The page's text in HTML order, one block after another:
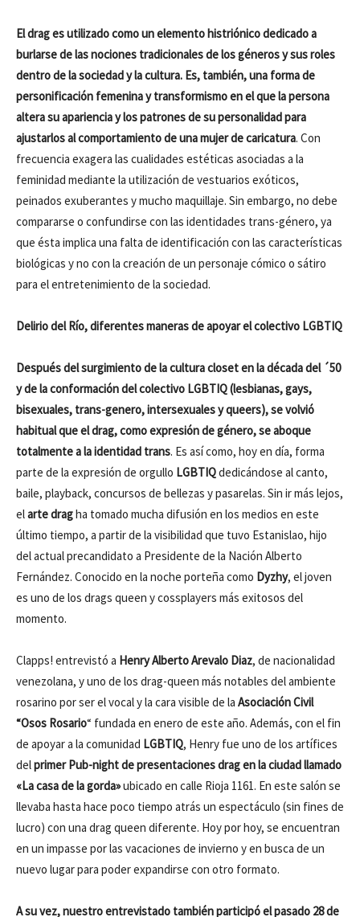
El drag es utilizado como un elemento histriónico dedicado a
burlarse de las nociones tradicionales de los géneros y sus roles
dentro de la sociedad y la cultura. Es, también, una forma de
personificación femenina y transformismo en el que la persona
altera su apariencia y los patrones de su personalidad para
ajustarlos al comportamiento de una mujer de caricatura. Con
frecuencia exagera las cualidades estéticas asociadas a la
feminidad mediante la utilización de vestuarios exóticos,
peinados exuberantes y mucho maquillaje. Sin embargo, no debe
compararse o confundirse con las identidades trans-género, ya
que ésta implica una falta de identificación con las características
biológicas y no con la creación de un personaje cómico o sátiro
para el entretenimiento de la sociedad.
Delirio del Río, diferentes maneras de apoyar el colectivo LGBTIQ
Después del surgimiento de la cultura closet en la década del ´50
y de la conformación del colectivo LGBTIQ (lesbianas, gays,
bisexuales, trans-genero, intersexuales y queers), se volvió
habitual que el drag, como expresión de género, se aboque
totalmente a la identidad trans. Es así como, hoy en día, forma
parte de la expresión de orgullo LGBTIQdedicándose al canto,
baile, playback, concursos de bellezas y pasarelas. Sin ir más lejos,
elarte dragha tomado mucha difusión en los medios en este
último tiempo, a partir de la visibilidad que tuvo Estanislao, hijo
del actual precandidato a Presidente de la Nación Alberto
Fernández. Conocido en la noche porteña como Dyzhy, el joven
es uno de los drags queen y cossplayers más exitosos del
momento.
Clapps! entrevistó a Henry Alberto Arevalo Diaz, de nacionalidad
venezolana, y uno de los drag-queen más notables del ambiente
rosarino por ser el vocal y la cara visible de la Asociación Civil
“Osos Rosario“ fundada en enero de este año. Además, con el fin
de apoyar a la comunidad LGBTIQ, Henry fue uno de los artífices
delprimer Pub-night de presentaciones drag en la ciudad llamado
«La casa de la gorda»ubicado en calle Rioja 1161. En este salón se
llevaba hasta hace poco tiempo atrás un espectáculo (sin fines de
lucro) con una drag queen diferente. Hoy por hoy, se encuentran
en un impasse por las vacaciones de invierno y en busca de un
nuevo lugar para poder expandirse con otro formato.
A su vez, nuestro entrevistado también participó el pasado 28 de